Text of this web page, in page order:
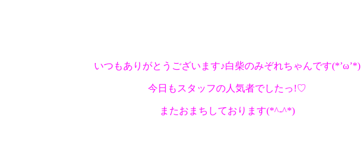
いつもありがとうございます♪白柴のみぞれちゃんです(*’ω’*)
今日もスタッフの人気者でしたっ!♡
またおまちしております(*^-^*)